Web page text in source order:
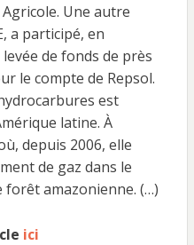
Une autre
a participé, en
de fonds de près
le compte de Repsol.
est
latine. À
depuis 2006, elle
de gaz dans le
forêt amazonienne. (…)
ici